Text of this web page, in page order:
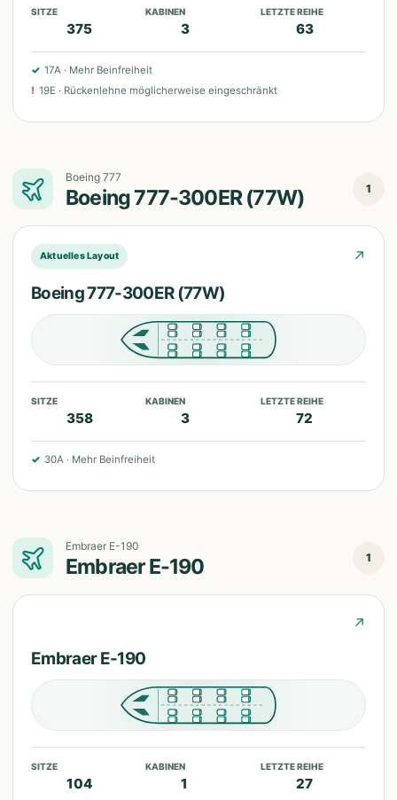
SITZE
375
KABINEN
3
LETZTE REIHE
63
✓ 17A · Mehr Beinfreiheit
! 19E · Rückenlehne möglicherweise eingeschränkt
Boeing 777
Boeing 777-300ER (77W) 1
Aktuelles Layout ↗
Boeing 777-300ER (77W)
SITZE
358
KABINEN
3
LETZTE REIHE
72
✓ 30A · Mehr Beinfreiheit
Embraer E-190
Embraer E-190 1
↗
Embraer E-190
SITZE
104
KABINEN
1
LETZTE REIHE
27